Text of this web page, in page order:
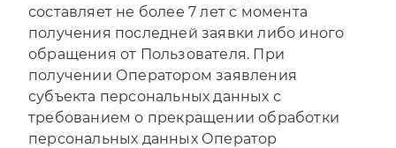
составляет не более 7 лет с момента
получения последней заявки либо иного
обращения от Пользователя. При
получении Оператором заявления
субъекта персональных данных с
требованием о прекращении обработки
персональных данных Оператор